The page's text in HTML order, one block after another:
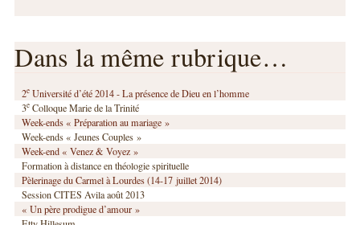
Dans la même rubrique…
2e Université d’été 2014 - La présence de Dieu en l’homme
3e Colloque Marie de la Trinité
Week-ends « Préparation au mariage »
Week-ends « Jeunes Couples »
Week-end « Venez & Voyez »
Formation à distance en théologie spirituelle
Pèlerinage du Carmel à Lourdes (14-17 juillet 2014)
Session CITES Avila août 2013
« Un père prodigue d’amour »